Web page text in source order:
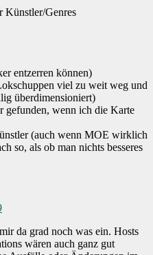
Künstler/Genres
entzerren können)
viel zu weit weg und
überdimensioniert)
gefunden, wenn ich die Karte
(auch wenn MOE wirklich
so, als ob man nichts besseres
da grad noch was ein. Hosts
wären auch ganz gut